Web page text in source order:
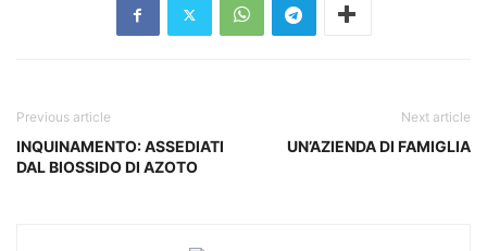
Previous article
INQUINAMENTO: ASSEDIATI
DAL BIOSSIDO DI AZOTO
Next article
UN’AZIENDA DI FAMIGLIA